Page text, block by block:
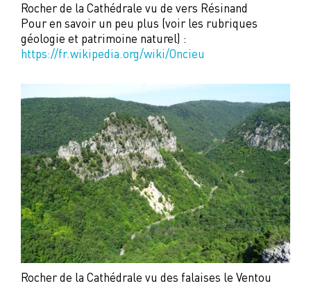
Rocher de la Cathédrale vu de vers Résinand
Pour en savoir un peu plus (voir les rubriques
géologie et patrimoine naturel) :
https://fr.wikipedia.org/wiki/Oncieu
Rocher de la Cathédrale vu des falaises le Ventou